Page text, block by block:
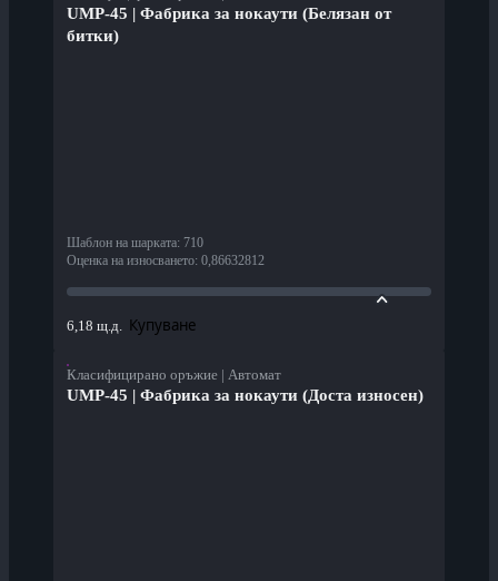
UMP-45 | Фабрика за нокаути (Белязан от
битки)
Шаблон на шарката: 710
Оценка на износването: 0,86632812
6,18 щ.д. Купуване
Класифицирано оръжие | Автомат
UMP-45 | Фабрика за нокаути (Доста износен)